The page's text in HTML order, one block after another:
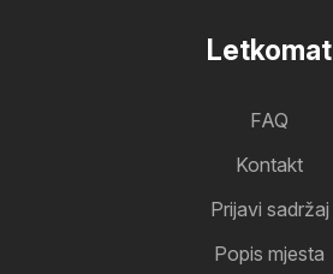
Letkomat
FAQ
Kontakt
Prijavi sadržaj
Popis mjesta